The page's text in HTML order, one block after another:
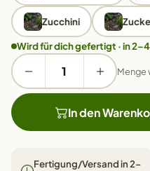
Zucchini
Wird für dich gefertigt · in
Menge
In den
Fertigung/Versand in 2–